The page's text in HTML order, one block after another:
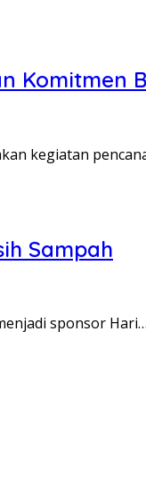
Komitmen
kegiatan
Sampah
sponsor Hari…